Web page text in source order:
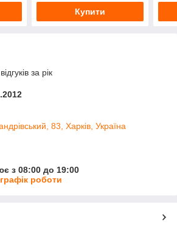
Купити
за рік
83, Харків, Україна
з 08:00 до 19:00
роботи